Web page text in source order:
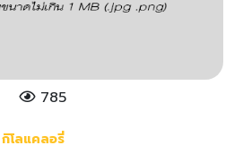
785
โลแคลอรี่